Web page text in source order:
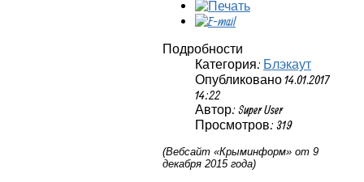
Подробности
Категория: Блэкаут
Опубликовано 14.01.2017
14:22
Автор: Super User
Просмотров: 319
(Вебсайт «Крыминформ» от 9
декабря 2015 года)